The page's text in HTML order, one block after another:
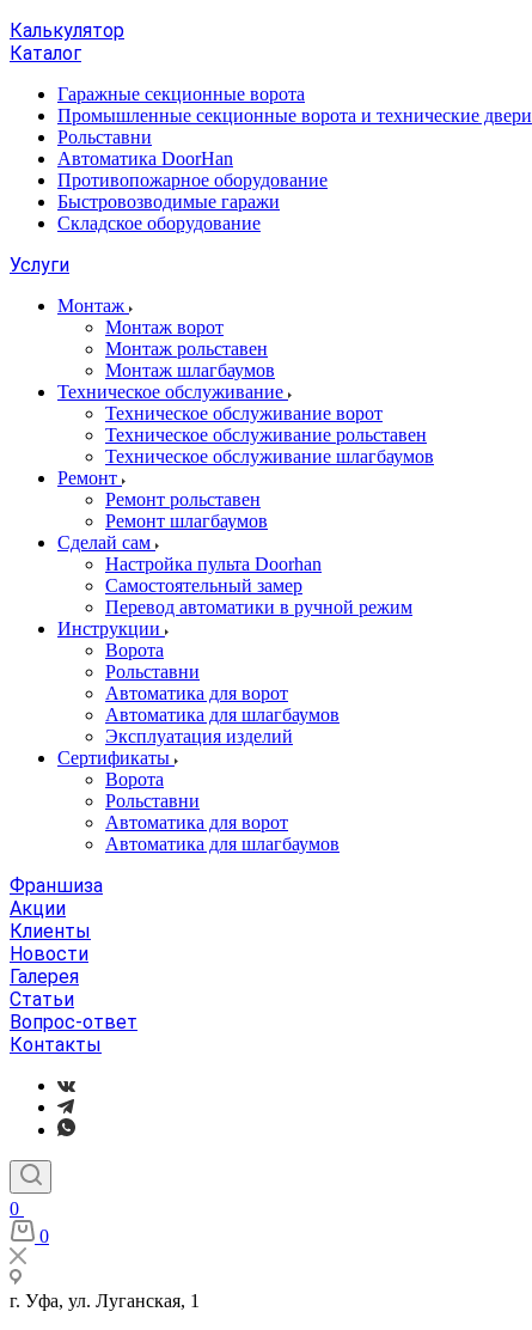
Калькулятор
Каталог
Гаражные секционные ворота
Промышленные секционные ворота и технические двери
Рольставни
Автоматика DoorHan
Противопожарное оборудование
Быстровозводимые гаражи
Складское оборудование
Услуги
Монтаж
Монтаж ворот
Монтаж рольставен
Монтаж шлагбаумов
Техническое обслуживание
Техническое обслуживание ворот
Техническое обслуживание рольставен
Техническое обслуживание шлагбаумов
Ремонт
Ремонт рольставен
Ремонт шлагбаумов
Сделай сам
Настройка пульта Doorhan
Самостоятельный замер
Перевод автоматики в ручной режим
Инструкции
Ворота
Рольставни
Автоматика для ворот
Автоматика для шлагбаумов
Эксплуатация изделий
Сертификаты
Ворота
Рольставни
Автоматика для ворот
Автоматика для шлагбаумов
Франшиза
Акции
Клиенты
Новости
Галерея
Статьи
Вопрос-ответ
Контакты
0
0
г. Уфа, ул. Луганская, 1